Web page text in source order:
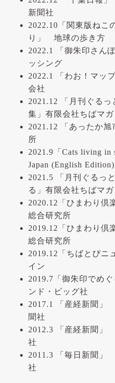
新聞社
2022.10「関東版ねこ
り」 地球の歩き方
2022.1 「御朱印さん
ッシング
2022.1 「わお！マッ
会社
2021.12 「月刊ぐる
集」有限会社ちばマガ
2021.12 「あったか
所
2021.9「Cats living in
Japan (English
2021.5 「月刊ぐるっ
る」有限会社ちばマガ
2020.12「ひまわり
総合研究所
2019.12「ひまわり
総合研究所
2019.12「ちばとぴ
イン
2019.7「御朱印でめ
ンド・ビッグ社
2017.1 「産経新聞
聞社
2012.3 「産経新聞
社
2011.3 「毎日新聞
社